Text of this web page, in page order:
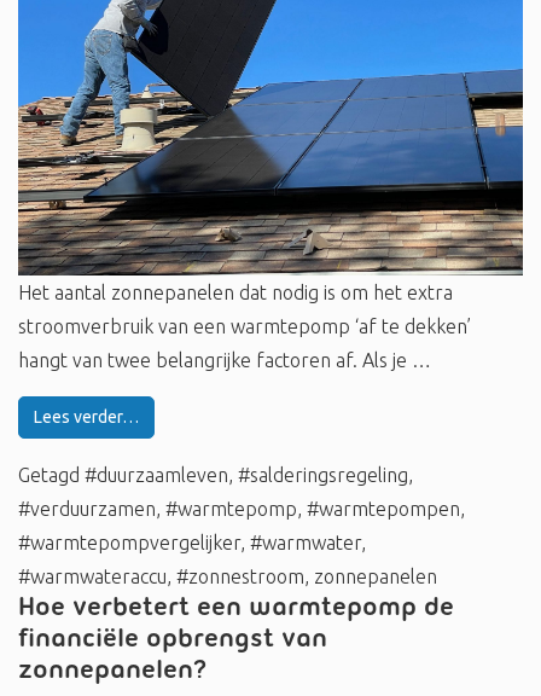
Het aantal zonnepanelen dat nodig is om het extra
stroomverbruik van een warmtepomp ‘af te dekken’
hangt van twee belangrijke factoren af. Als je …
Lees verder…
Getagd #duurzaamleven, #salderingsregeling,
#verduurzamen, #warmtepomp, #warmtepompen,
#warmtepompvergelijker, #warmwater,
#warmwateraccu, #zonnestroom, zonnepanelen
Hoe verbetert een warmtepomp de
financiële opbrengst van
zonnepanelen?